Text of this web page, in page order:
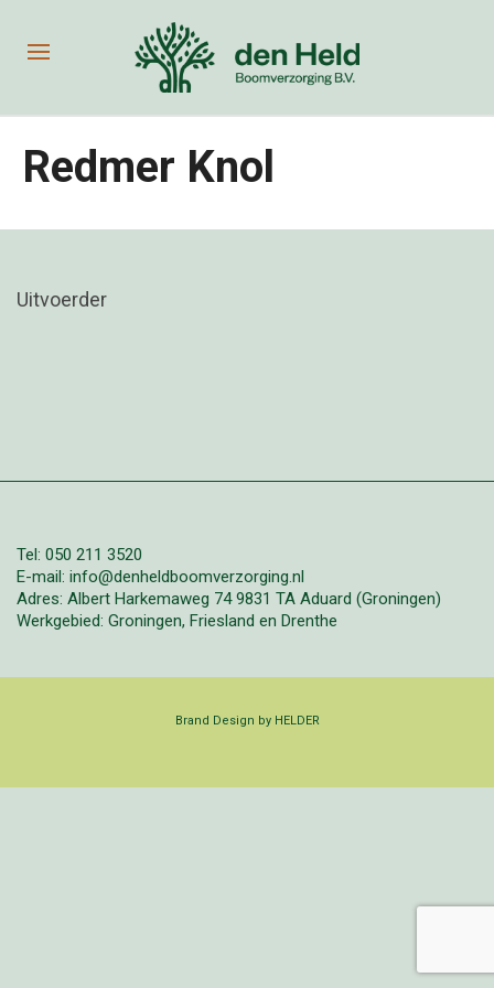
Redmer Knol
Uitvoerder
Tel: 050 211 3520
E-mail: info@denheldboomverzorging.nl
Adres: Albert Harkemaweg 74 9831 TA Aduard (Groningen)
Werkgebied: Groningen, Friesland en Drenthe
Brand Design by HELDER